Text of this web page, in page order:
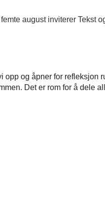
august inviterer Tekst
og åpner for refleksjon
Det er rom for å dele